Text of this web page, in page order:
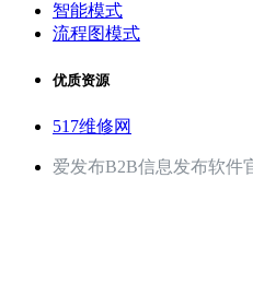
智能模式
流程图模式
优质资源
517维修网
爱发布B2B信息发布软件